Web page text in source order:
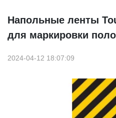
Напольные ленты
для маркировки
2024-04-12 18:07:09